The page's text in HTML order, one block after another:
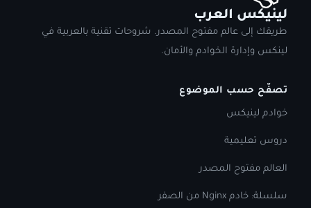
لينيكس العرب
طريقك إلى عالم مفتوح المصدر. شروحات تقنية بالعربية في
لينكس وإدارة الخوادم والأمان.
تصفّح حسب الموضوع
خوادم لينيكس
دروس تعليمية
العالم مفتوح المصدر
سلسلة: خادم Nginx من الصفر